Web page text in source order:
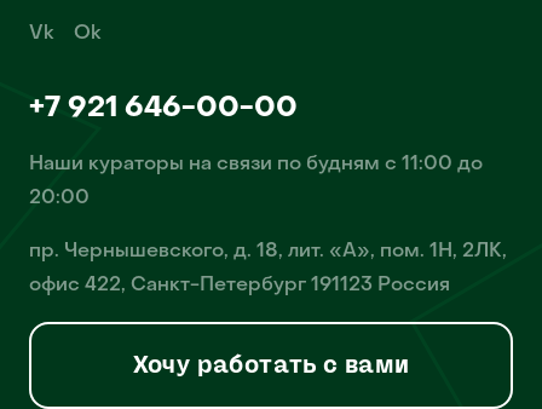
Vk Ok
+7 921 646-00-00
Наши кураторы на связи по будням с 11:00 до
20:00
пр. Чернышевского, д. 18, лит. «А», пом. 1Н, 2ЛК,
офис 422, Санкт-Петербург 191123 Россия
Хочу работать с вами